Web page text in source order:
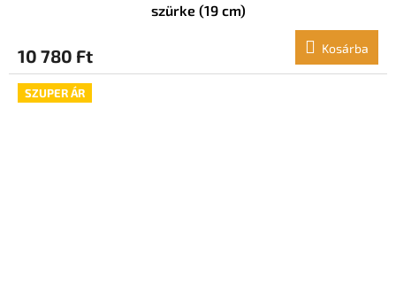
szürke (19 cm)
10 780 Ft Kosárba
SZUPER ÁR